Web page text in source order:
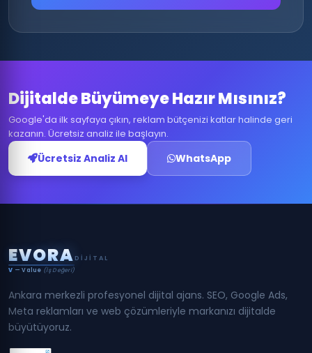
Dijitalde Büyümeye Hazır Mısınız?
Google'da ilk sayfaya çıkın, reklam bütçenizi katlar halinde geri
kazanın. Ücretsiz analiz ile başlayın.
Ücretsiz Analiz Al WhatsApp
EVORA DIJITAL
V — Value (İş Değeri)
Ankara merkezli profesyonel dijital ajans. SEO, Google Ads,
Meta reklamları ve web çözümleriyle markanızı dijitalde
büyütüyoruz.